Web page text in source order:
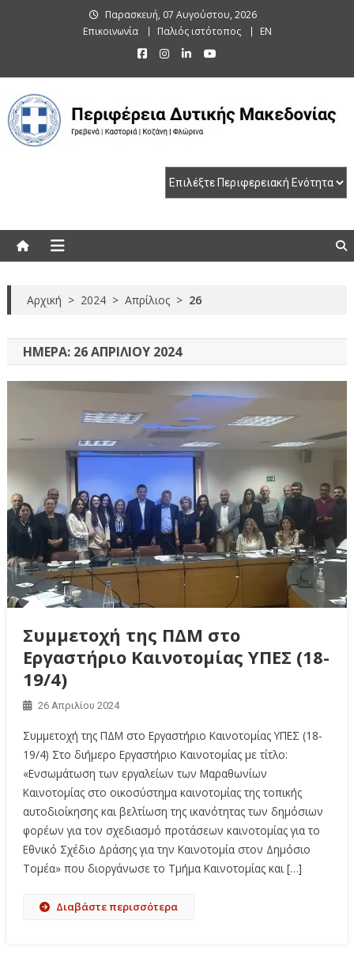
Παρασκευή, 07 Αυγούστου, 2026
Επικοινωνία
Παλιός ιστότοπος EN
Αρχική > 2024 > Απρίλιος > 26
ΗΜΈΡΑ: 26 ΑΠΡΙΛΊΟΥ 2024
Συμμετοχή της ΠΔΜ στο
Εργαστήριο Καινοτομίας ΥΠΕΣ (18-
19/4)
26 Απριλίου 2024
Συμμετοχή της ΠΔΜ στο Εργαστήριο Καινοτομίας ΥΠΕΣ (18-
19/4) Στο διήμερο Εργαστήριο Καινοτομίας με τίτλο:
«Ενσωμάτωση των εργαλείων των Μαραθωνίων
Καινοτομίας στο οικοσύστημα καινοτομίας της τοπικής
αυτοδιοίκησης και βελτίωση της ικανότητας των δημόσιων
φορέων για τον σχεδιασμό προτάσεων καινοτομίας για το
Εθνικό Σχέδιο Δράσης για την Καινοτομία στον Δημόσιο
Τομέα» που διοργάνωσε το Τμήμα Καινοτομίας και […]
Διαβάστε περισσότερα